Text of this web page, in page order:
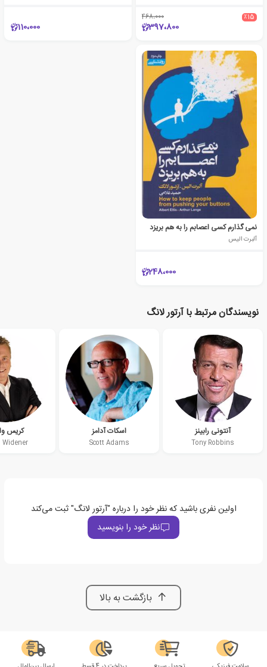
٪15 468،000
397،800 110،000
نمی گذارم کسی اعصابم را به هم بریزد
آلبرت الیس
248،000
نویسندگان مرتبط با آرتور لانگ
آنتونی رابینز
Tony Robbins
اسکات آدامز
Scott Adams
کریس
اولین نفری باشید که نظر خود را درباره "آرتور لانگ" ثبت می‌کند
نظر خود را بنویسید
بازگشت به بالا